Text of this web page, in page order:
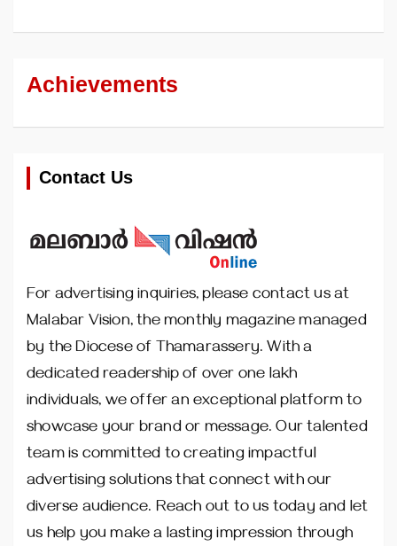
Achievements
Contact Us
For advertising inquiries, please contact us at
Malabar Vision, the monthly magazine managed
by the Diocese of Thamarassery. With a
dedicated readership of over one lakh
individuals, we offer an exceptional platform to
showcase your brand or message. Our talented
team is committed to creating impactful
advertising solutions that connect with our
diverse audience. Reach out to us today and let
us help you make a lasting impression through